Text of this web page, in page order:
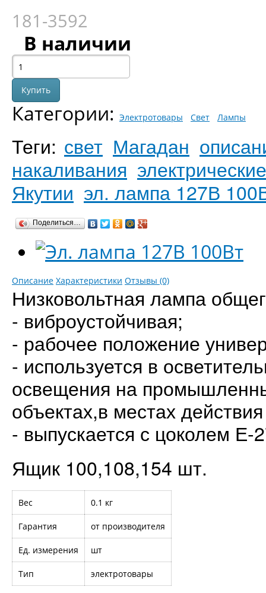
181-3592
В наличии
Категории: Электротовары Свет Лампы
Теги: свет Магадан
накаливания
Якутии эл. лампа 127В
Поделиться…
Описание Характеристики Отзывы (0)
Низковольтная лампа
- виброустойчивая;
- рабочее положение
- используется в
освещения на
объектах,в местах
- выпускается с цоколем Е-
Ящик 100,108,154 шт.
Вес 0.1 кг
Гарантия от производителя
Ед. измерения шт
Тип электротовары